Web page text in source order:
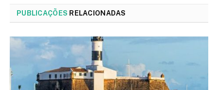
PUBLICAÇÕES RELACIONADAS